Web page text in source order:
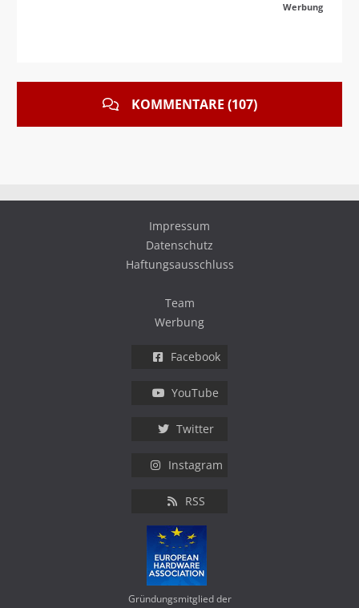
Werbung
KOMMENTARE (107)
Impressum
Datenschutz
Haftungsausschluss
Team
Werbung
Facebook
YouTube
Twitter
Instagram
RSS
Gründungsmitglied der